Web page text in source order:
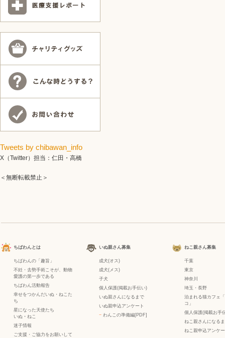
Tweets by chibawan_info
X（Twitter）担当：仁田・高橋
＜無断転載禁止＞
ちばわんとは
ちばわんの「趣旨」
不妊・去勢手術こそが、動物
愛護の第一歩である
ちばわん活動報告
幸せをつかんだいぬ・ねこた
ち
星になった天使たち
いぬ ・ ねこ
迷子情報
ご支援・ご協力をお願いして
いぬ親さん募集
成犬(オス)
成犬(メス)
子犬
個人保護(掲載お手伝い)
いぬ親さんになるまで
いぬ親申込アンケート
− わんこの準備編[PDF]
ねこ親さん募集
千葉
東京
神奈川
埼玉・長野
泊まれる猫カフェ
コ」
個人保護(掲載お手
ねこ親さんになる
ねこ親申込アンケ